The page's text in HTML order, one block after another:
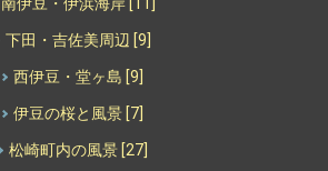
南伊豆・伊浜海岸 [11]
下田・吉佐美周辺 [9]
西伊豆・堂ヶ島 [9]
伊豆の桜と風景 [7]
松崎町内の風景 [27]